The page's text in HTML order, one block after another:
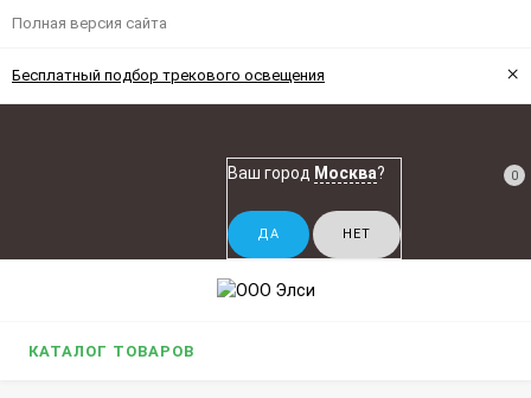
Полная версия сайта
Бесплатный подбор трекового освещения ×
Ваш город Москва? 0
КАТАЛОГ ТОВАРОВ